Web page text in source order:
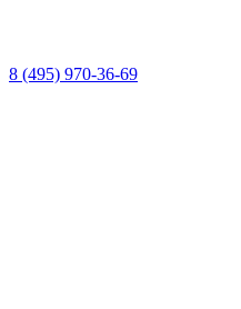
8 (495) 970-36-69